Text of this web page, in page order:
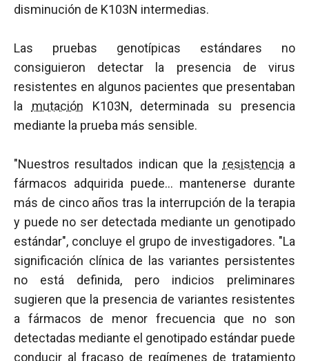
disminución de K103N intermedias.
Las pruebas genotípicas estándares no
consiguieron detectar la presencia de virus
resistentes en algunos pacientes que presentaban
la mutación K103N, determinada su presencia
mediante la prueba más sensible.
"Nuestros resultados indican que la resistencia a
fármacos adquirida puede… mantenerse durante
más de cinco años tras la interrupción de la terapia
y puede no ser detectada mediante un genotipado
estándar", concluye el grupo de investigadores. "La
significación clínica de las variantes persistentes
no está definida, pero indicios preliminares
sugieren que la presencia de variantes resistentes
a fármacos de menor frecuencia que no son
detectadas mediante el genotipado estándar puede
conducir al fracaso de regímenes de tratamiento